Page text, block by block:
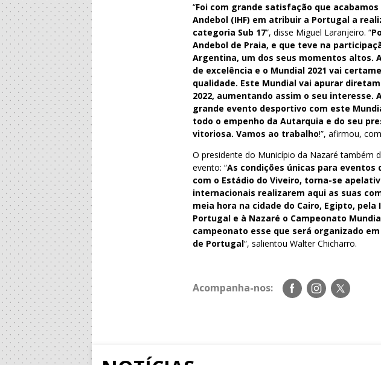
“Foi com grande satisfação que
Andebol (IHF) em atribuir a Portugal a
categoria Sub 17“, disse Miguel Laranjeiro. “
Andebol de Praia, e que teve na
Argentina, um dos seus momentos altos.
de excelência e o Mundial 2021 vai
qualidade. Este Mundial vai apurar
2022, aumentando assim o seu interesse.
grande evento desportivo com este
todo o empenho da Autarquia e do seu
vitoriosa. Vamos ao trabalho!”, afirmou,
O presidente do Município da Nazaré também
evento: “As condições únicas para eventos
com o Estádio do Viveiro, torna-se
internacionais realizarem aqui as suas
meia hora na cidade do Cairo, Egipto,
Portugal e à Nazaré o Campeonato
campeonato esse que será organizado
de Portugal“, salientou Walter Chicharro.
Acompanha-nos:
Siga-
nos
Siga-
nos
Siga-
nos